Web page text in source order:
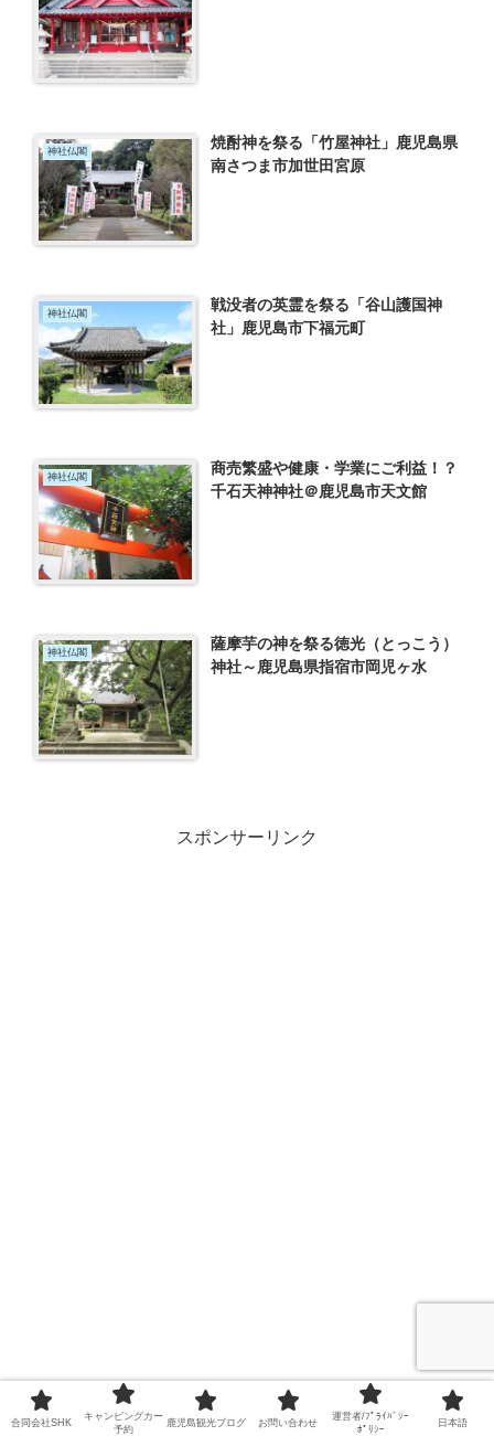
神社仏閣
焼酎神を祭る「竹屋神社」鹿児島県
南さつま市加世田宮原
神社仏閣
戦没者の英霊を祭る「谷山護国神
社」鹿児島市下福元町
神社仏閣
商売繁盛や健康・学業にご利益！？
千石天神神社＠鹿児島市天文館
神社仏閣
薩摩芋の神を祭る徳光（とっこう）
神社～鹿児島県指宿市岡児ヶ水
スポンサーリンク
合同会社SHK
キャンピングカー
予約
鹿児島観光ブログ お問い合わせ
運営者/ﾌﾟﾗｲﾊﾞｼｰ
ﾎﾟﾘｼｰ
日本語